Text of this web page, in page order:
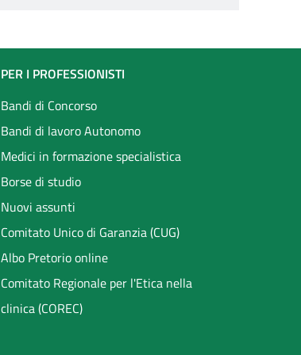
PER I PROFESSIONISTI
Bandi di Concorso
Bandi di lavoro Autonomo
Medici in formazione specialistica
Borse di studio
Nuovi assunti
Comitato Unico di Garanzia (CUG)
Albo Pretorio online
Comitato Regionale per l'Etica nella
clinica (COREC)